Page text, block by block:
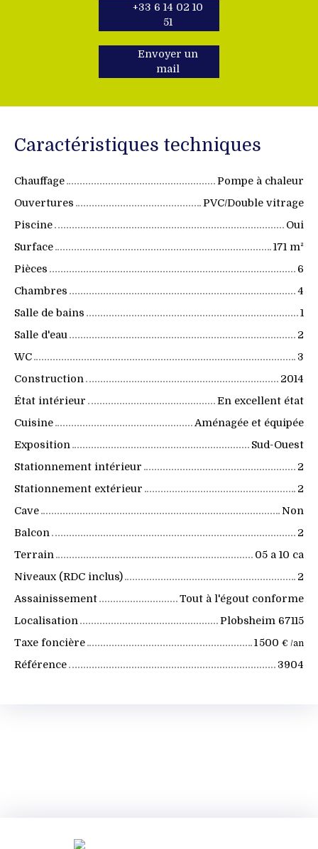
+33 6 14 02 10
51
Envoyer un
mail
Caractéristiques techniques
Chauffage
Pompe à chaleur
Ouvertures
PVC/Double vitrage
Piscine
Oui
Surface
171 m²
Pièces
6
Chambres
4
Salle de bains
1
Salle d'eau
2
WC
3
Construction
2014
État intérieur
En excellent état
Cuisine
Aménagée et équipée
Exposition
Sud-Ouest
Stationnement intérieur
2
Stationnement extérieur
2
Cave
Non
Balcon
2
Terrain
05 a 10 ca
Niveaux (RDC inclus)
2
Assainissement
Tout à l'égout conforme
Localisation
Plobsheim 67115
Taxe foncière
1 500 € /an
Référence 3904